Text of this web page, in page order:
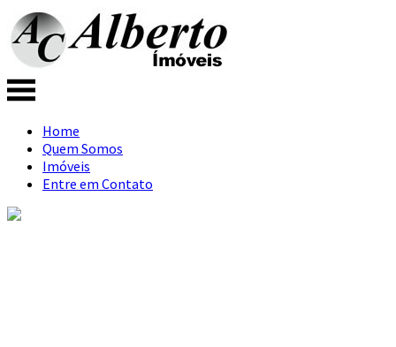
Home
Quem Somos
Imóveis
Entre em Contato